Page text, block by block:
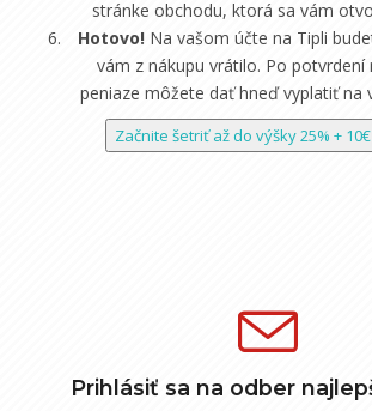
stránke obchodu, ktorá sa vám
Hotovo!Na vašom účte na Tipli
vám z nákupu vrátilo. Po potvrdení
peniaze môžete dať hneď vyplatiť na
Začnite šetriť až do výšky 25% +
Prihlásiť sa na odber